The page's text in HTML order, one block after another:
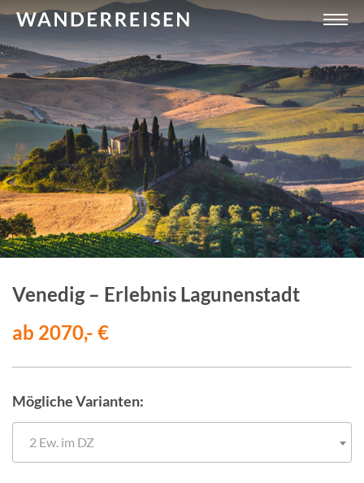
Venedig – Erlebnis Lagunenstadt
ab 2070,- €
Mögliche Varianten:
2 Ew. im DZ